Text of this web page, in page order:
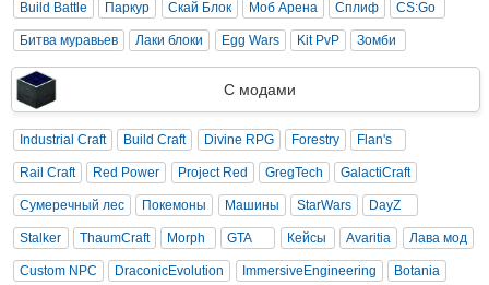
Build Battle Паркур Скай Блок Моб Арена Сплиф CS:Go
Битва муравьев Лаки блоки Egg Wars Kit PvP Зомби
С модами
Industrial Craft Build Craft Divine RPG Forestry Flan's
Rail Craft Red Power Project Red GregTech GalactiCraft
Сумеречный лес Покемоны Машины StarWars DayZ
Stalker ThaumCraft Morph GTA Кейсы Avaritia Лава мод
Custom NPC DraconicEvolution ImmersiveEngineering Botania